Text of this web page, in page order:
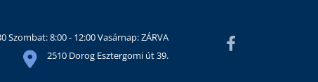
Szombat: 8:00 - 12:00 Vasárnap: ZÁRVA
2510 Dorog Esztergomi út 39.